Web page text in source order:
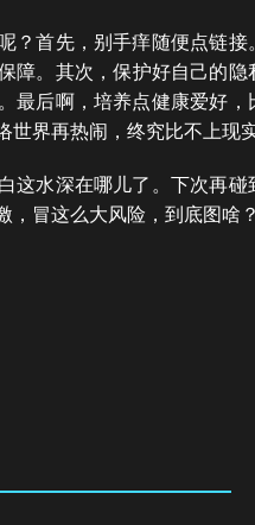
？首先，别手痒随便点链
障。其次，保护好自己的
最后啊，培养点健康爱好
世界再热闹，终究比不上现
这水深在哪儿了。下次再
，冒这么大风险，到底图啥